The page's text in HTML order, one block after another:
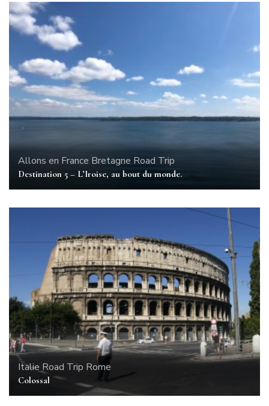
Allons en France Bretagne Road Trip
Destination 5 – L’Iroise, au bout du monde.
Italie Road Trip Rome
Colossal